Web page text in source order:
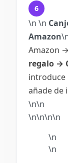
6
\n \n
Amazon
Amazon →
regalo →
introduce
añade de
\n\n
\n\n\n\n
\n
\n